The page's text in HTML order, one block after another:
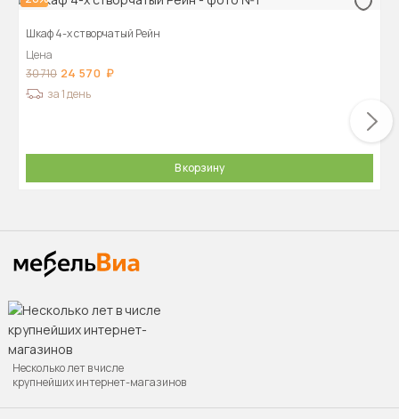
Шкаф 4-х створчатый Рейн
Цена
30 710 24 570
за 1 день
В корзину
Несколько лет в числе
крупнейших интернет-магазинов